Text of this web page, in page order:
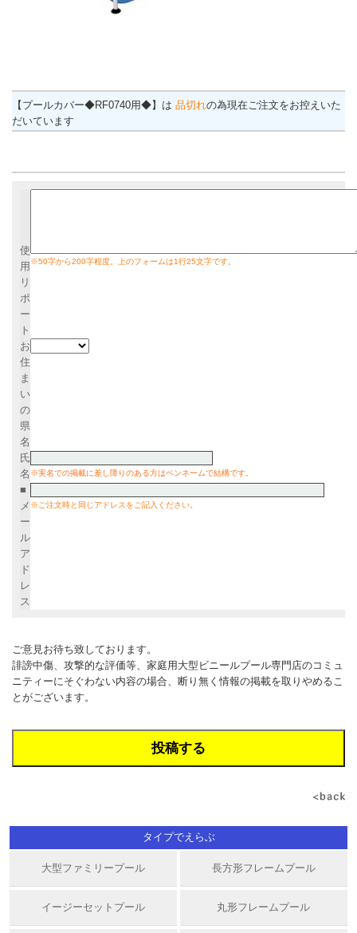
【プールカバー◆RF0740用◆】は 品切れの為現在ご注文をお控えいた
だいています
使
用
リ
ポ
ー
ト
※50字から200字程度。上のフォームは1行25文字です。
お
住
ま
い
の
県
名
氏
名 ※実名での掲載に差し障りのある方はペンネームで結構です。
■
メ
ー
ル
ア
ド
レ
ス
※ご注文時と同じアドレスをご記入ください。
ご意見お待ち致しております。
誹謗中傷、攻撃的な評価等、家庭用大型ビニールプール専門店のコミュ
ニティーにそぐわない内容の場合、断り無く情報の掲載を取りやめるこ
とがございます。
タイプでえらぶ
大型ファミリープール 長方形フレームプール
イージーセットプール 丸形フレームプール